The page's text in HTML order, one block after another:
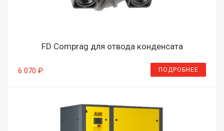
FD Comprag для отвода конденсата
6 070 ₽ ПОДРОБНЕЕ